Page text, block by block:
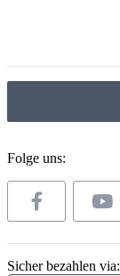
Folge uns:
Sicher bezahlen via: